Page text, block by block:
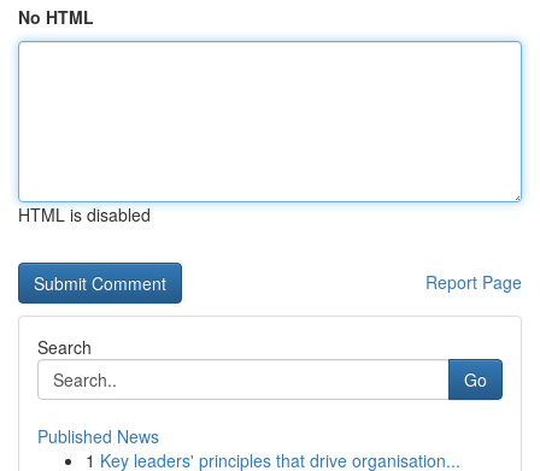
No HTML
HTML is disabled
Report Page
Search
Go
Published News
1 Key leaders' principles that drive organisation...